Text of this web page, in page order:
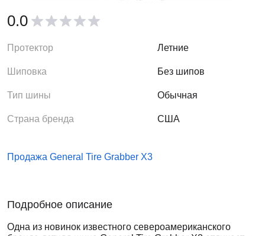
0.0
Протектор Летние
Шиповка Без шипов
Тип шины Обычная
Страна бренда США
Продажа General Tire Grabber X3
Подробное описание
Одна из новинок известного североамериканского